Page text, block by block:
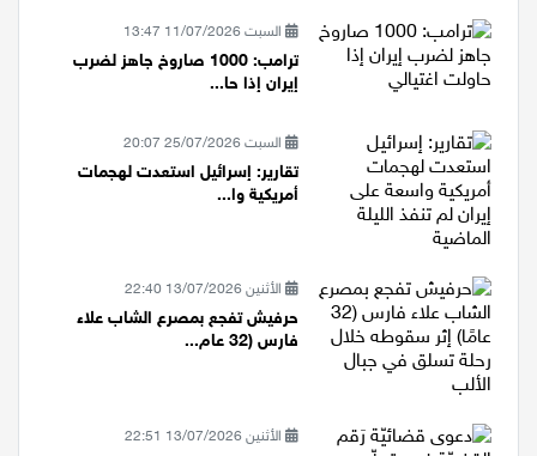
السبت 11/07/2026 13:47
ترامب: 1000 صاروخ جاهز لضرب
إيران إذا حا...
السبت 25/07/2026 20:07
تقارير: إسرائيل استعدت لهجمات
أمريكية وا...
الأثنين 13/07/2026 22:40
حرفيش تفجع بمصرع الشاب علاء
فارس (32 عام...
الأثنين 13/07/2026 22:51